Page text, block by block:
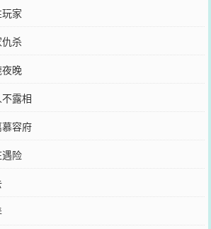
家
杀
晚
露相
容府
险